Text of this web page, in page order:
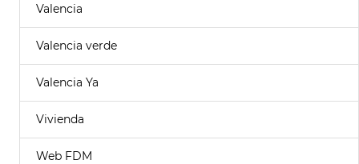
Valencia
Valencia verde
Valencia Ya
Vivienda
Web FDM